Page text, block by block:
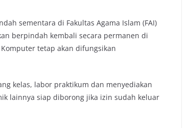
sementara di Fakultas Agama Islam (FAI)
berpindah kembali secara permanen di
tetap akan difungsikan
kelas, labor praktikum dan menyediakan
lainnya siap diborong jika izin sudah keluar